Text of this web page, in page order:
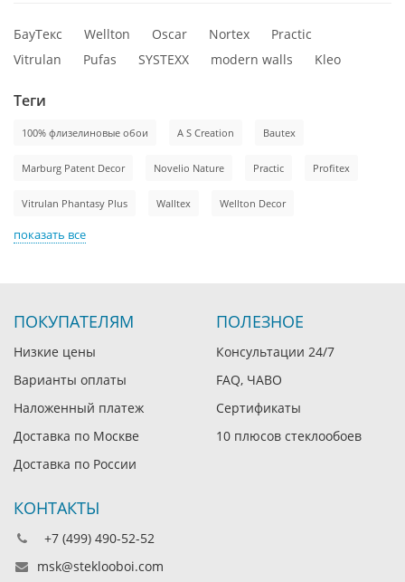
БауТекс Wellton Oscar Nortex
Practic
Vitrulan
Pufas SYSTEXX modern walls Kleo
Теги
100% флизелиновые обои A S Creation Bautex
Marburg Patent Decor Novelio Nature Practic Profitex
Vitrulan Phantasy Plus Walltex Wellton Decor
показать все
ПОКУПАТЕЛЯМ
Низкие цены
Варианты оплаты
Наложенный платеж
Доставка по Москве
Доставка по России
ПОЛЕЗНОЕ
Консультации 24/7
FAQ, ЧАВО
Сертификаты
10 плюсов стеклообоев
КОНТАКТЫ
+7 (499) 490-52-52
msk@steklooboi.com